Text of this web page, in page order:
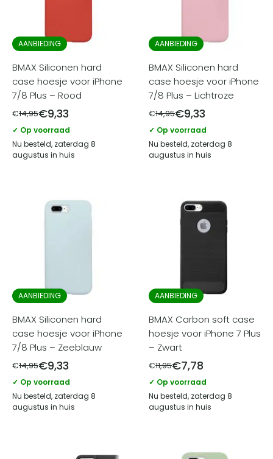
AANBIEDING
BMAX Siliconen hard
case hoesje voor iPhone
7/8 Plus – Rood
€14,95€9,33
✓ Op voorraad
Nu besteld, zaterdag 8
augustus in huis
AANBIEDING
BMAX Siliconen hard
case hoesje voor iPhone
7/8 Plus – Lichtroze
€14,95€9,33
✓ Op voorraad
Nu besteld, zaterdag 8
augustus in huis
AANBIEDING
BMAX Siliconen hard
case hoesje voor iPhone
7/8 Plus – Zeeblauw
€14,95€9,33
✓ Op voorraad
Nu besteld, zaterdag 8
augustus in huis
AANBIEDING
BMAX Carbon soft case
hoesje voor iPhone 7 Plus
– Zwart
€11,95€7,78
✓ Op voorraad
Nu besteld, zaterdag 8
augustus in huis